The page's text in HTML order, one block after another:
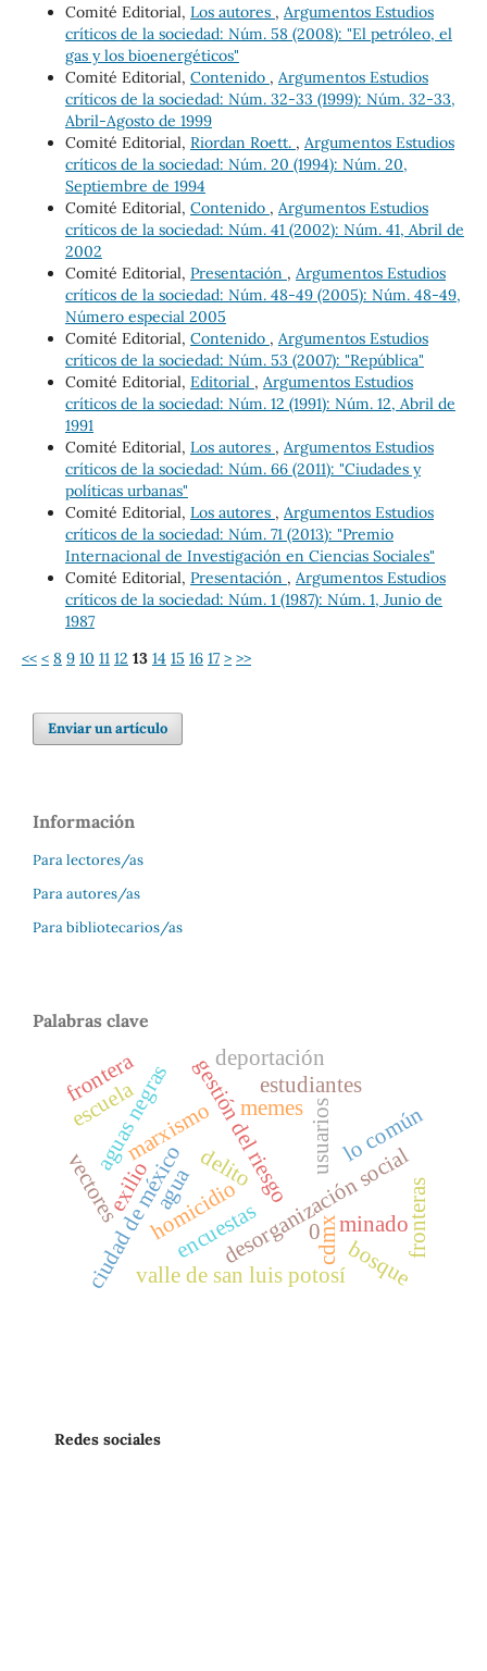
Comité Editorial, Los autores , Argumentos Estudios
críticos de la sociedad: Núm. 58 (2008): "El petróleo, el
gas y los bioenergéticos"
Comité Editorial, Contenido , Argumentos Estudios
críticos de la sociedad: Núm. 32-33 (1999): Núm. 32-33,
Abril-Agosto de 1999
Comité Editorial, Riordan Roett. , Argumentos Estudios
críticos de la sociedad: Núm. 20 (1994): Núm. 20,
Septiembre de 1994
Comité Editorial, Contenido , Argumentos Estudios
críticos de la sociedad: Núm. 41 (2002): Núm. 41, Abril de
2002
Comité Editorial, Presentación , Argumentos Estudios
críticos de la sociedad: Núm. 48-49 (2005): Núm. 48-49,
Número especial 2005
Comité Editorial, Contenido , Argumentos Estudios
críticos de la sociedad: Núm. 53 (2007): "República"
Comité Editorial, Editorial , Argumentos Estudios
críticos de la sociedad: Núm. 12 (1991): Núm. 12, Abril de
1991
Comité Editorial, Los autores , Argumentos Estudios
críticos de la sociedad: Núm. 66 (2011): "Ciudades y
políticas urbanas"
Comité Editorial, Los autores , Argumentos Estudios
críticos de la sociedad: Núm. 71 (2013): "Premio
Internacional de Investigación en Ciencias Sociales"
Comité Editorial, Presentación , Argumentos Estudios
críticos de la sociedad: Núm. 1 (1987): Núm. 1, Junio de
1987
<< < 8 9 10 11 12 13 14 15 16 17 > >>
Enviar un artículo
Información
Para lectores/as
Para autores/as
Para bibliotecarios/as
Palabras clave
marxismo
homicidio
gestión del riesgo
aguas negras usuarios
encuestas
memes
ciudad de méxico desorganización social
cdmx
delito
valle de san luis potosí
minado
bosque
agua
vectores
escuela estudiantes
frontera
lo común
exilio fronteras
deportación
0
Redes sociales